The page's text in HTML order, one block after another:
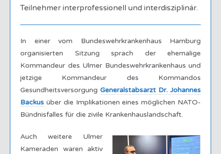
Teilnehmer interprofessionell und interdisziplinär.
In einer vom Bundeswehrkrankenhaus Hamburg
organisierten Sitzung sprach der ehemalige
Kommandeur des Ulmer Bundeswehrkrankenhaus und
jetzige Kommandeur des Kommandos
Gesundheitsversorgung Generalstabsarzt Dr. Johannes
Backus über die Implikationen eines möglichen NATO-
Bündnisfalles für die zivile Krankenhauslandschaft.
Auch weitere Ulmer
Kameraden waren aktiv